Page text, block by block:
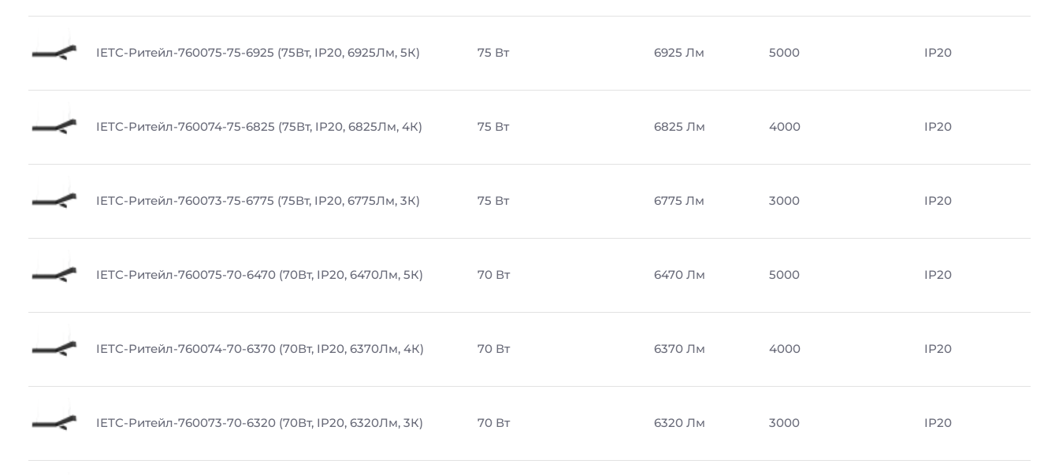
IETC-Ритейл-760075-75-6925 (75Вт, IP20, 6925Лм, 5К) 75 Вт 6925 Лм 5000 IP20
IETC-Ритейл-760074-75-6825 (75Вт, IP20, 6825Лм, 4К) 75 Вт 6825 Лм 4000 IP20
IETC-Ритейл-760073-75-6775 (75Вт, IP20, 6775Лм, 3К) 75 Вт 6775 Лм 3000 IP20
IETC-Ритейл-760075-70-6470 (70Вт, IP20, 6470Лм, 5К) 70 Вт 6470 Лм 5000 IP20
IETC-Ритейл-760074-70-6370 (70Вт, IP20, 6370Лм, 4К) 70 Вт 6370 Лм 4000 IP20
IETC-Ритейл-760073-70-6320 (70Вт, IP20, 6320Лм, 3К) 70 Вт 6320 Лм 3000 IP20